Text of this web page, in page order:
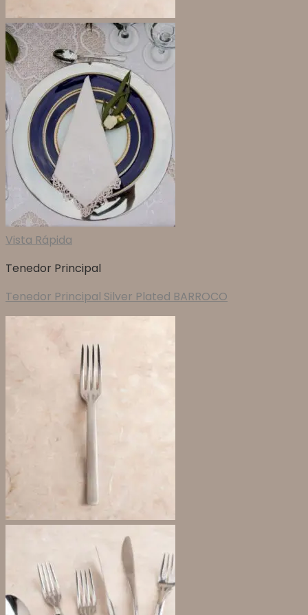
Vista Rápida
Tenedor Principal
Tenedor Principal Silver Plated BARROCO